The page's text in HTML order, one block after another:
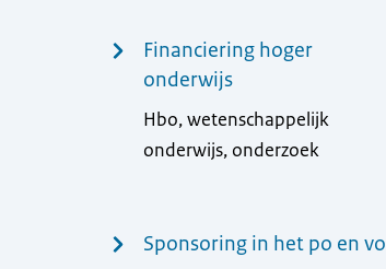
Financiering hoger
onderwijs
Hbo, wetenschappelijk
onderwijs, onderzoek
Sponsoring in het po en vo